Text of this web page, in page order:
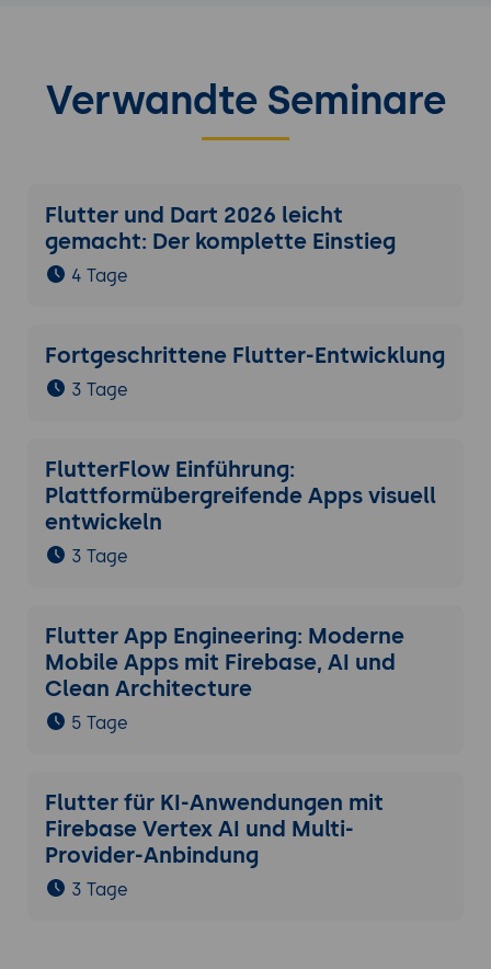
Verwandte Seminare
Flutter und Dart 2026 leicht
gemacht: Der komplette Einstieg
4 Tage
Fortgeschrittene Flutter-Entwicklung
3 Tage
FlutterFlow Einführung:
Plattformübergreifende Apps visuell
entwickeln
3 Tage
Flutter App Engineering: Moderne
Mobile Apps mit Firebase, AI und
Clean Architecture
5 Tage
Flutter für KI-Anwendungen mit
Firebase Vertex AI und Multi-
Provider-Anbindung
3 Tage